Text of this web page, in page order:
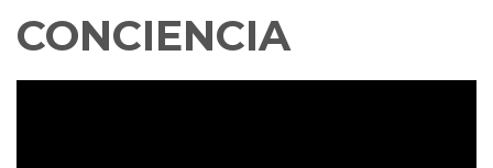
alvaro@alvarocastro.com
CONCIENCIA